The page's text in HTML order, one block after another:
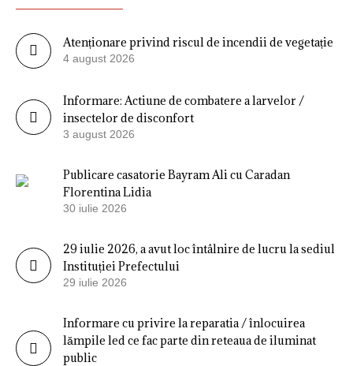
Atenționare privind riscul de incendii de vegetație
4 august 2026
Informare: Actiune de combatere a larvelor /
insectelor de disconfort
3 august 2026
Publicare casatorie Bayram Ali cu Caradan
Florentina Lidia
30 iulie 2026
29 iulie 2026, a avut loc întâlnire de lucru la sediul
Instituției Prefectului
29 iulie 2026
Informare cu privire la reparatia / înlocuirea
lămpile led ce fac parte din reteaua de iluminat
public